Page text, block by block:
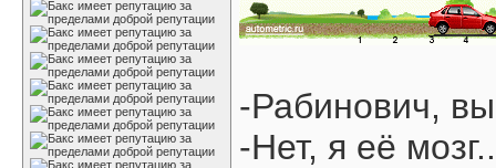
-Рабинович,
-Нет, я её